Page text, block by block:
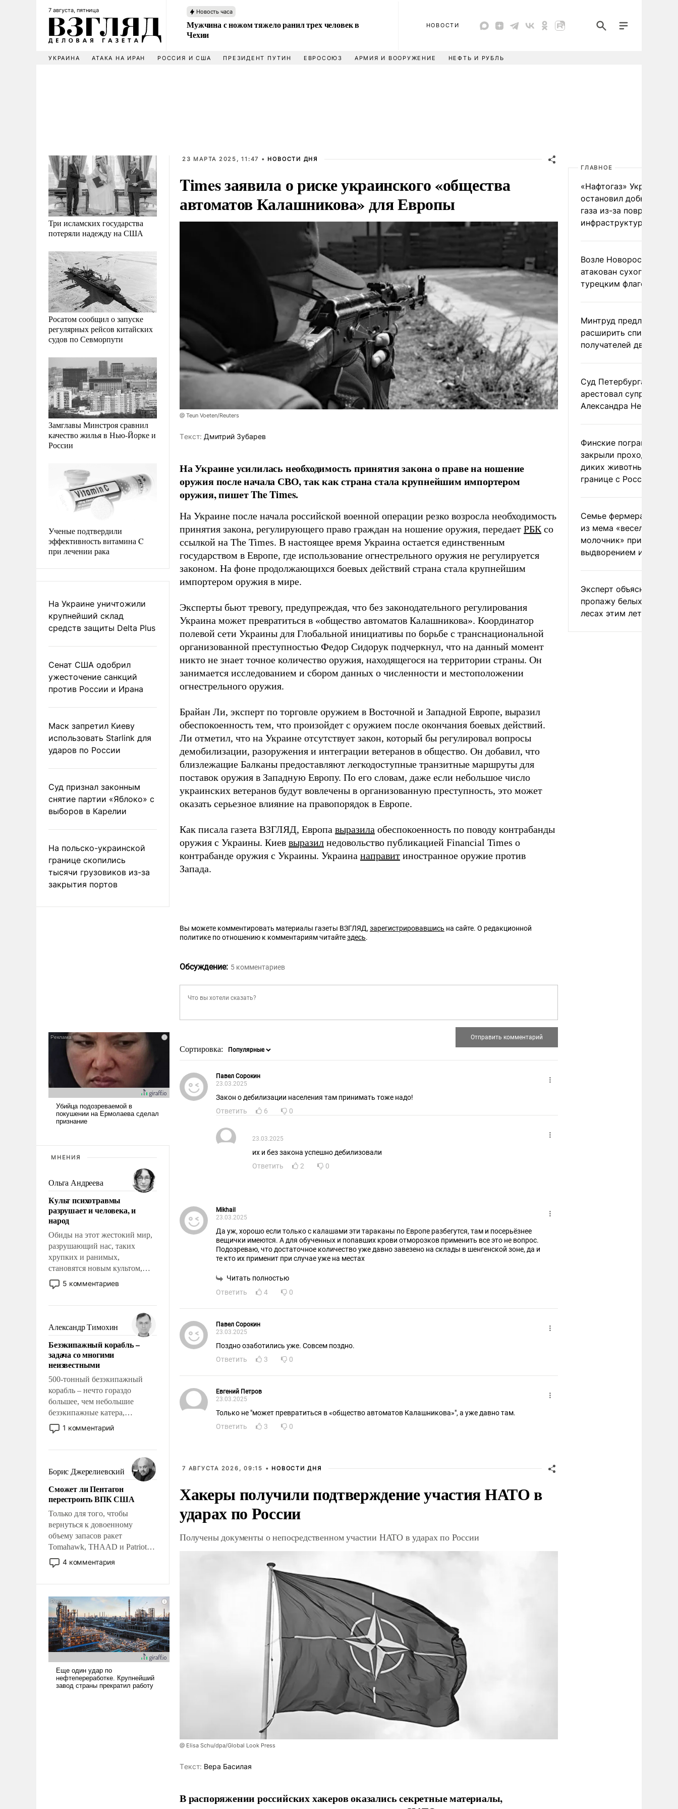
7 августа, пятница Новость часа
Мужчина с ножом тяжело ранил трех человек в
Чехии
НОВОСТИ
УКРАИНА АТАКА НА ИРАН РОССИЯ И США ПРЕЗИДЕНТ ПУТИН ЕВРОСОЮЗ АРМИЯ И ВООРУЖЕНИЕ НЕФТЬ И РУБЛЬ
Три исламских государства
потеряли надежду на США
Росатом сообщил о запуске
регулярных рейсов китайских
судов по Севморпути
Замглавы Минстроя сравнил
качество жилья в Нью-Йорке и
России
Ученые подтвердили
эффективность витамина C
при лечении рака
На Украине уничтожили
крупнейший склад
средств защиты Delta Plus
Сенат США одобрил
ужесточение санкций
против России и Ирана
Маск запретил Киеву
использовать Starlink для
ударов по России
Суд признал законным
снятие партии «Яблоко» с
выборов в Карелии
На польско-украинской
границе скопились
тысячи грузовиков из-за
закрытия портов
МНЕНИЯ
Ольга Андреева
Культ психотравмы
разрушает и человека, и
народ
Обиды на этот жестокий мир,
разрушающий нас, таких
хрупких и ранимых,
становятся новым культом,
постепенно вытесняя и
отменяя традиционное
мужественным и твердым под
ударами судьбы, брать на себя
ответственность, помогать
слабым, идти вперед и
адаптироваться.
5 комментариев
Александр Тимохин
Безэкипажный корабль –
задача со многими
неизвестными
500-тонный безэкипажный
корабль – нечто гораздо
большее, чем небольшие
безэкипажные катера,
применение которых уже
стало обыденностью. Задача по
сложна и амбициозна. Однако
и ее реализация радикально
поднимет наши боевые
возможности.
1 комментарий
Борис Джерелиевский
Сможет ли Пентагон
перестроить ВПК США
Только для того, чтобы
вернуться к довоенному
объему запасов ракет
Tomahawk, THAAD и Patriot
США потребуется более трех
лет. Даже небольшая война с
Сложившаяся ситуация
означает многолетний период
уязвимости США, например,
перед Китаем.
4 комментария
23 МАРТА 2025, 11:47 • НОВОСТИ ДНЯ
Times заявила о риске украинского «общества
автоматов Калашникова» для Европы
@ Teun Voeten/Reuters
Tекст: Дмитрий Зубарев
На Украине усилилась необходимость принятия закона о праве на ношение
оружия после начала СВО, так как страна стала крупнейшим импортером
оружия, пишет The Times.
На Украине после начала российской военной операции резко возросла необходимость
принятия закона, регулирующего право граждан на ношение оружия, передает РБКсо
ссылкой на The Times. В настоящее время Украина остается единственным
государством в Европе, где использование огнестрельного оружия не регулируется
законом. На фоне продолжающихся боевых действий страна стала крупнейшим
импортером оружия в мире.
Эксперты бьют тревогу, предупреждая, что без законодательного регулирования
Украина может превратиться в «общество автоматов Калашникова». Координатор
полевой сети Украины для Глобальной инициативы по борьбе с транснациональной
организованной преступностью Федор Сидорук подчеркнул, что на данный момент
никто не знает точное количество оружия, находящегося на территории страны. Он
занимается исследованием и сбором данных о численности и местоположении
огнестрельного оружия.
Брайан Ли, эксперт по торговле оружием в Восточной и Западной Европе, выразил
обеспокоенность тем, что произойдет с оружием после окончания боевых действий.
Ли отметил, что на Украине отсутствует закон, который бы регулировал вопросы
демобилизации, разоружения и интеграции ветеранов в общество. Он добавил, что
близлежащие Балканы предоставляют легкодоступные транзитные маршруты для
поставок оружия в Западную Европу. По его словам, даже если небольшое число
украинских ветеранов будут вовлечены в организованную преступность, это может
оказать серьезное влияние на правопорядок в Европе.
Как писала газета ВЗГЛЯД, Европа выразила обеспокоенность по поводу контрабанды
оружия с Украины. Киев выразил недовольство публикацией Financial Times о
контрабанде оружия с Украины. Украина направит иностранное оружие против
Запада.
Вы можете комментировать материалы газеты ВЗГЛЯД,зарегистрировавшись на сайте. О редакционной
политике по отношению к комментариям читайтездесь.
Обсуждение: 5 комментариев
Сортировка:
Павел Сорокин
23.03.2025
Закон о дебилизации населения там принимать тоже надо!
Ответить
6 0
23.03.2025
их и без закона успешно дебилизовали
Ответить
2 0
Mikhail
23.03.2025
Да уж, хорошо если только с калашами эти тараканы по Европе разбегутся, там и посерьёзнее
вещички имеются. А для обученных и попавших крови отморозков применить все это не вопрос.
Подозреваю, что достаточное количество уже давно завезено на склады в шенгенской зоне, да и
те кто их применит при случае уже на местах
Читать полностью
Ответить
4 0
Павел Сорокин
23.03.2025
Поздно озаботились уже. Совсем поздно.
Ответить
3 0
Евгений Петров
23.03.2025
Только не "может превратиться в «общество автоматов Калашникова»", а уже давно там.
Ответить
3 0
7 АВГУСТА 2026, 09:15 • НОВОСТИ ДНЯ
Хакеры получили подтверждение участия НАТО в
ударах по России
Получены документы о непосредственном участии НАТО в ударах по России
@ Elisa Schu/dpa/Global Look Press
Tекст: Вера Басилая
В распоряжении российских хакеров оказались секретные материалы,
ГЛАВНОЕ
«Нафтогаз» Украины
остановил добычу
газа из-за повреждения
инфраструктуры
Возле Новороссийска
атакован сухогруз под
турецким флагом
Минтруд предложил
расширить список
получателей двух
Суд Петербурга заочно
арестовал супругу
Александра Невзорова
Финские пограничники
закрыли проходы для
диких животных на
границе с Россией
Семье фермера
из мема «веселый
молочник» пригрозили
выдворением из
Эксперт объяснил
пропажу белых грибов
лесах этим летом